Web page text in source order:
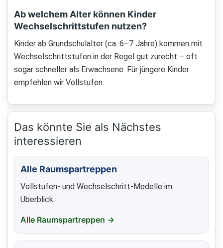
Ab welchem Alter können Kinder
Wechselschrittstufen nutzen?
Kinder ab Grundschulalter (ca. 6–7 Jahre) kommen mit
Wechselschrittstufen in der Regel gut zurecht – oft
sogar schneller als Erwachsene. Für jüngere Kinder
empfehlen wir Vollstufen.
Das könnte Sie als Nächstes
interessieren
Alle Raumspartreppen
Vollstufen- und Wechselschritt-Modelle im
Überblick.
Alle Raumspartreppen →